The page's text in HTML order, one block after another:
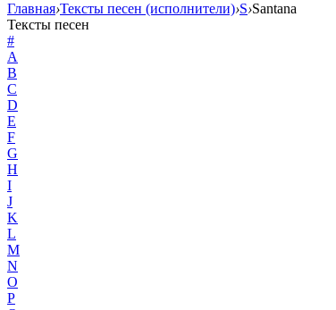
Главная›Тексты песен (исполнители)›S›Santana
Тексты песен
#
A
B
C
D
E
F
G
H
I
J
K
L
M
N
O
P